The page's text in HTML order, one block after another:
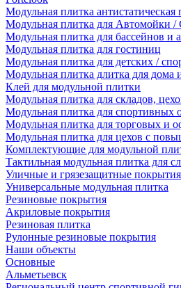
Модульная плитка антистатическая
Модульная плитка для Автомойки
Модульная плитка для бассейнов и
Модульная плитка для гостиниц
Модульная плитка для детских /
Модульная плитка длитка для дома
Клей для модульной плитки
Модульная плитка для складов,
Модульная плитка для спортивных
Модульная плитка для торговых и
Модульная плитка для цехов с
Комплектующие для модульной
Тактильная модульная плитка для
Уличные и грязезащитные покрытия
Универсальные модульная плитка
Резиновые покрытия
Акриловые покрытия
Резиновая плитка
Рулонные резиновые покрытия
Наши объекты
Основные
Альметьевск